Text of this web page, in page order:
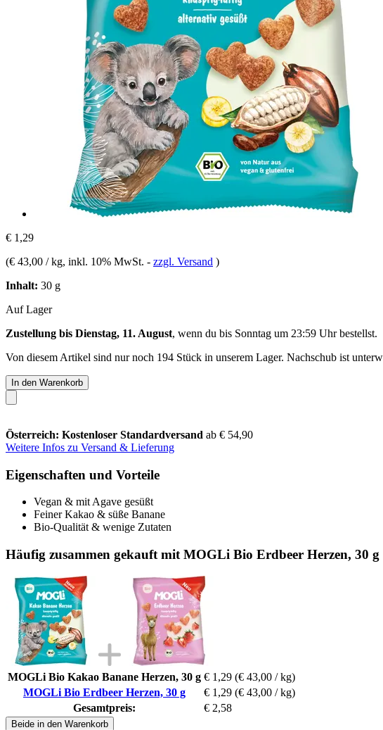
€ 1,29
(€ 43,00 / kg, inkl. 10% MwSt. - zzgl. Versand )
Inhalt: 30 g
Auf Lager
Zustellung bis Dienstag, 11. August, wenn du bis Sonntag um 23:59 Uhrbestellst.
Von diesem Artikel sind nur noch 194 Stück in unserem Lager. Nachschub ist
In den Warenkorb
Österreich: Kostenloser Standardversand ab € 54,90
Weitere Infos zu Versand & Lieferung
Eigenschaften und Vorteile
Vegan & mit Agave gesüßt
Feiner Kakao & süße Banane
Bio-Qualität & wenige Zutaten
Häufig zusammen gekauft mit MOGLi Bio Erdbeer Herzen, 30 g
MOGLi Bio Kakao Banane Herzen, 30 g € 1,29 (€ 43,00 / kg)
MOGLi Bio Erdbeer Herzen, 30 g
€ 1,29 (€ 43,00 / kg)
Gesamtpreis:
€ 2,58
Beide in den Warenkorb